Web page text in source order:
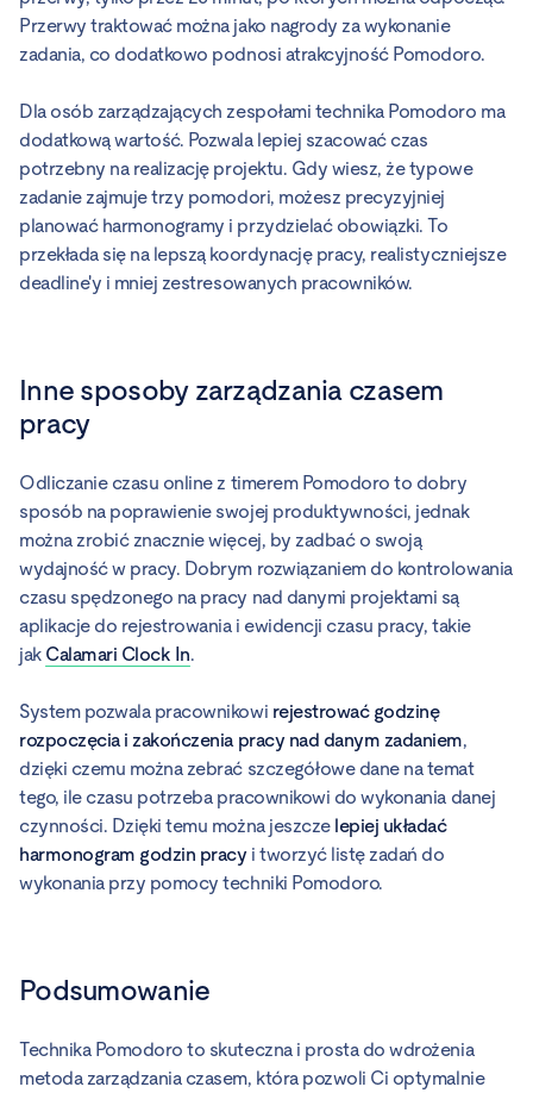
Przerwy traktować można jako nagrody za wykonanie
zadania, co dodatkowo podnosi atrakcyjność Pomodoro.
Dla osób zarządzających zespołami technika Pomodoro ma
dodatkową wartość. Pozwala lepiej szacować czas
potrzebny na realizację projektu. Gdy wiesz, że typowe
zadanie zajmuje trzy pomodori, możesz precyzyjniej
planować harmonogramy i przydzielać obowiązki. To
przekłada się na lepszą koordynację pracy, realistyczniejsze
deadline'y i mniej zestresowanych pracowników.
Inne sposoby zarządzania czasem
pracy
Odliczanie czasu online z timerem Pomodoro to dobry
sposób na poprawienie swojej produktywności, jednak
można zrobić znacznie więcej, by zadbać o swoją
wydajność w pracy. Dobrym rozwiązaniem do kontrolowania
czasu spędzonego na pracy nad danymi projektami są
aplikacje do rejestrowania i ewidencji czasu pracy, takie
jak Calamari Clock In.
System pozwala pracownikowi rejestrować godzinę
rozpoczęcia i zakończenia pracy nad danym zadaniem,
dzięki czemu można zebrać szczegółowe dane na temat
tego, ile czasu potrzeba pracownikowi do wykonania danej
czynności. Dzięki temu można jeszczelepiej układać
harmonogram godzin pracy i tworzyć listę zadań do
wykonania przy pomocy techniki Pomodoro.
Podsumowanie
Technika Pomodoro to skuteczna i prosta do wdrożenia
metoda zarządzania czasem, która pozwoli Ci optymalnie